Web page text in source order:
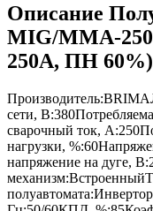
Описание
MIG/ММА-
250А, ПН 60%)
сети,
сварочный ток,
нагрузки,
напряжение на дуге,